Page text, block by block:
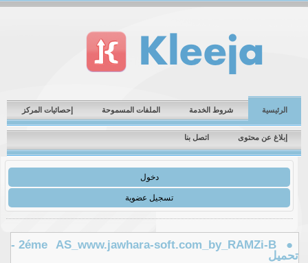
الرئيسية شروط الخدمة الملفات المسموحة إحصائيات المركز
إبلاغ عن محتوى اتصل بنا
دخول
تسجيل عضوية
● 2éme AS_www.jawhara-soft.com_by_RAMZi-B -